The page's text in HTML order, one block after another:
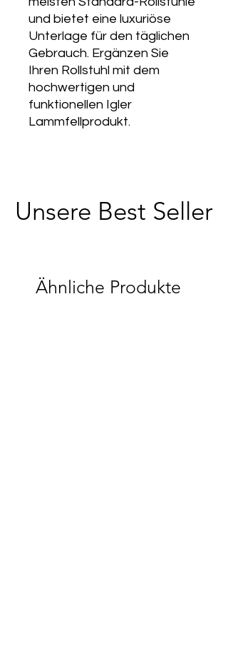
und bietet eine luxuriöse
Unterlage für den täglichen
Gebrauch. Ergänzen Sie
Ihren Rollstuhl mit dem
hochwertigen und
funktionellen Igler
Lammfellprodukt.
Unsere Best Seller
Ähnliche Produkte